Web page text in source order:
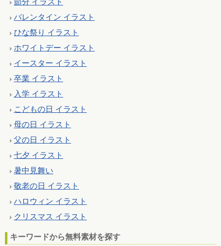
節分 イラスト
バレンタイン イラスト
ひな祭り イラスト
ホワイトデー イラスト
イースター イラスト
卒業 イラスト
入学 イラスト
こどもの日 イラスト
母の日 イラスト
父の日 イラスト
七夕 イラスト
暑中見舞い
敬老の日 イラスト
ハロウィン イラスト
クリスマス イラスト
キーワードから無料素材を探す